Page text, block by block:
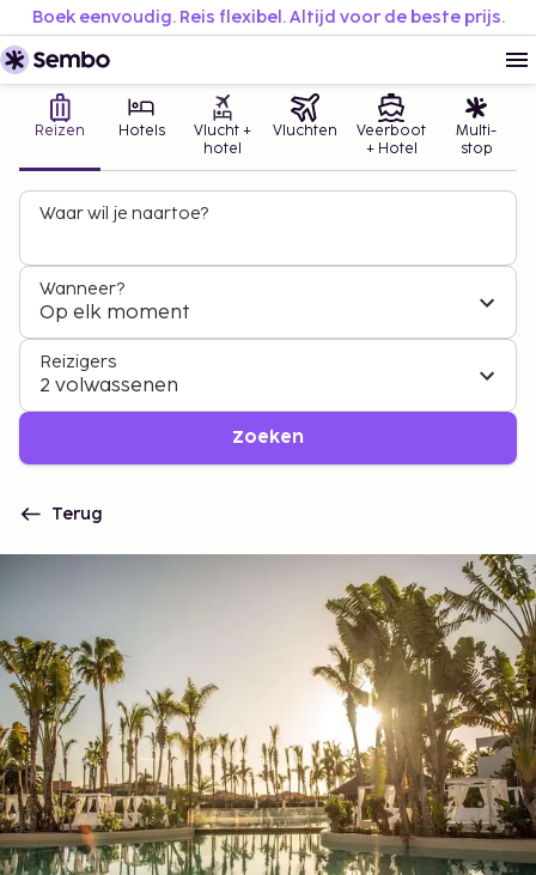
Boek eenvoudig. Reis flexibel. Altijd voor de beste prijs.
Reizen Hotels
Vlucht +
hotel
Vluchten
Veerboot
+ Hotel
Multi-
stop
Waar wil je naartoe?
Wanneer?
Op elk moment
Reizigers
2 volwassenen
Zoeken
Terug